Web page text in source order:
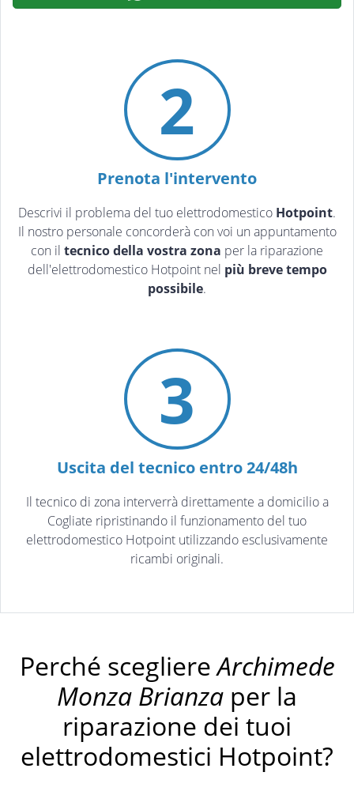
2
Prenota l'intervento
Descrivi il problema del tuo elettrodomestico Hotpoint.
Il nostro personale concorderà con voi un appuntamento
con il tecnico della vostra zona per la riparazione
dell'elettrodomestico Hotpoint nel più breve tempo
possibile.
3
Uscita del tecnico entro 24/48h
Il tecnico di zona interverrà direttamente a domicilio a
Cogliate ripristinando il funzionamento del tuo
elettrodomestico Hotpoint utilizzando esclusivamente
ricambi originali.
Perché scegliereArchimede
Monza Brianza per la
riparazione dei tuoi
elettrodomestici Hotpoint?